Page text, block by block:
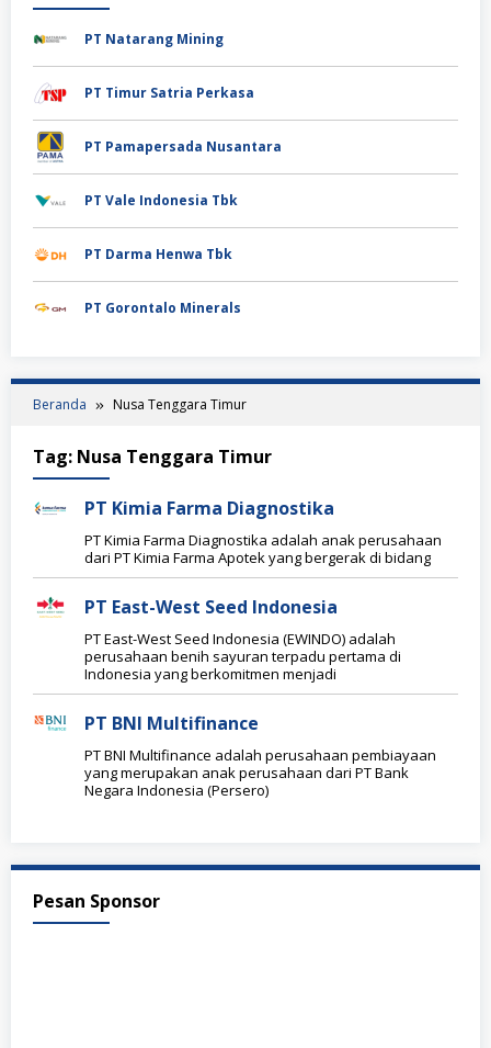
PT Natarang Mining
PT Timur Satria Perkasa
PT Pamapersada Nusantara
PT Vale Indonesia Tbk
PT Darma Henwa Tbk
PT Gorontalo Minerals
Beranda Nusa Tenggara Timur
Tag: Nusa Tenggara Timur
PT Kimia Farma Diagnostika
PT Kimia Farma Diagnostika adalah anak perusahaan
dari PT Kimia Farma Apotek yang bergerak di bidang
PT East-West Seed Indonesia
PT East-West Seed Indonesia (EWINDO) adalah
perusahaan benih sayuran terpadu pertama di
Indonesia yang berkomitmen menjadi
PT BNI Multifinance
PT BNI Multifinance adalah perusahaan pembiayaan
yang merupakan anak perusahaan dari PT Bank
Negara Indonesia (Persero)
Pesan Sponsor